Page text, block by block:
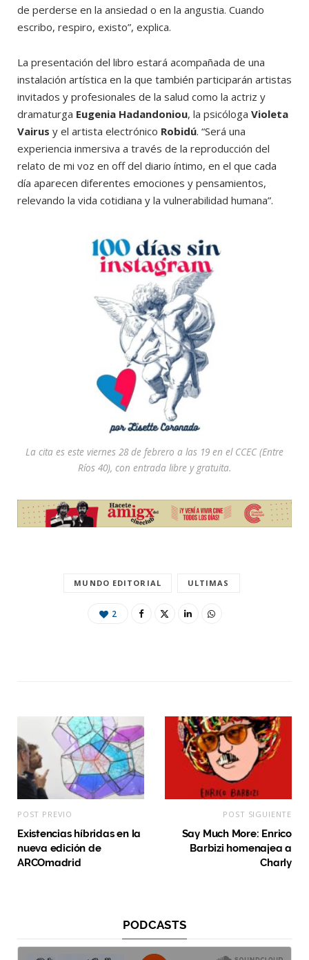
de perderse en la ansiedad o en la angustia. Cuando
escribo, respiro, existo”, explica.
La presentación del libro estará acompañada de una
instalación artística en la que también participarán artistas
invitados y profesionales de la salud como la actriz y
dramaturga Eugenia Hadandoniou, la psicóloga Violeta
Vairus y el artista electrónico Robidú. “Será una
experiencia inmersiva a través de la reproducción del
relato de mi voz en off del diario íntimo, en el que cada
día aparecen diferentes emociones y pensamientos,
relevando la vida cotidiana y la vulnerabilidad humana”.
La cita es este viernes 28 de febrero a las 19 en el CCEC (Entre
Ríos 40), con entrada libre y gratuita.
MUNDO EDITORIAL ULTIMAS
2
POST PREVIO
Existencias híbridas en la
nueva edición de
ARCOmadrid
POST SIGUIENTE
Say Much More: Enrico
Barbizi homenajea a
Charly
PODCASTS